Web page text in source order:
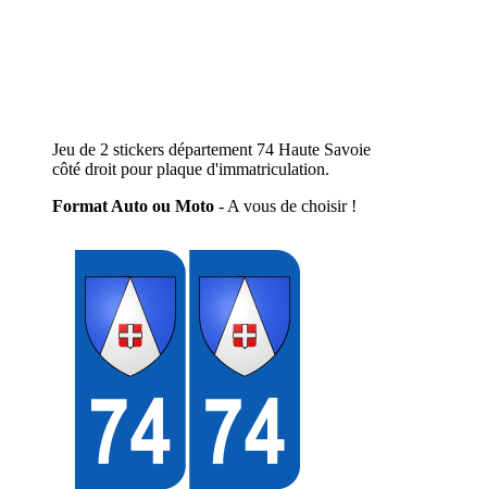
Jeu de 2 stickers département 74 Haute Savoie
côté droit pour plaque d'immatriculation.
Format Auto ou Moto - A vous de choisir !